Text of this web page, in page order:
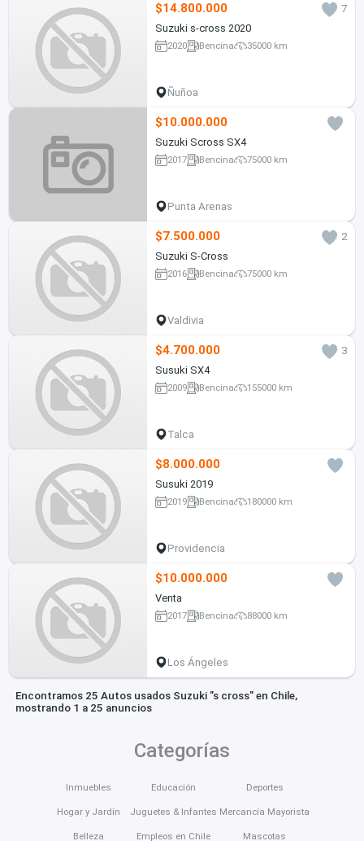
$14.800.000
7
Suzuki s-cross 2020
2020 Bencina 35000 km
Ñuñoa
$10.000.000
Suzuki Scross SX4
2017 Bencina 75000 km
Punta Arenas
$7.500.000
2
Suzuki S-Cross
2016 Bencina 75000 km
Valdivia
$4.700.000
3
Susuki SX4
2009 Bencina 155000 km
Talca
$8.000.000
Susuki 2019
2019 Bencina 180000 km
Providencia
$10.000.000
Venta
2017 Bencina 88000 km
Los Ángeles
Encontramos 25 Autos usados Suzuki "s cross" en Chile,
mostrando 1 a 25 anuncios
Categorías
Inmuebles
Hogar y Jardín
Belleza
Educación
Juguetes & Infantes
Empleos en Chile
Deportes
Mercancía Mayorista
Mascotas